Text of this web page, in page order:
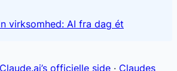
virksomhed: AI fra dag ét
Claude.ai’s officielle side · Claudes